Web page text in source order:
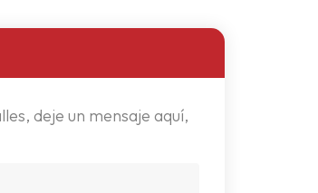
deje un mensaje aquí,